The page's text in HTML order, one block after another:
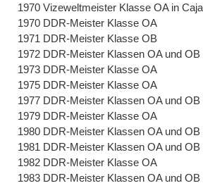
1970 Vizeweltmeister Klasse OA in
1970 DDR-Meister Klasse OA
1971 DDR-Meister Klasse OB
1972 DDR-Meister Klassen OA und OB
1973 DDR-Meister Klasse OA
1975 DDR-Meister Klasse OA
1977 DDR-Meister Klassen OA und OB
1979 DDR-Meister Klasse OA
1980 DDR-Meister Klassen OA und OB
1981 DDR-Meister Klassen OA und OB
1982 DDR-Meister Klasse OA
1983 DDR-Meister Klassen OA und OB